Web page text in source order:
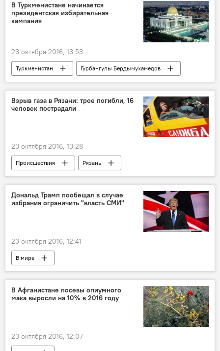
В Туркменистане начинается
президентская избирательная
кампания
23 октября 2016, 13:53
Туркменистан
Гурбангулы Бердымухамедов
Политика
Взрыв газа в Рязани: трое погибли, 16
человек пострадали
23 октября 2016, 13:28
Происшествия Рязань
Дональд Трамп пообещал в случае
избрания ограничить "власть СМИ"
23 октября 2016, 12:41
В мире
В Афганистане посевы опиумного
мака выросли на 10% в 2016 году
23 октября 2016, 12:07